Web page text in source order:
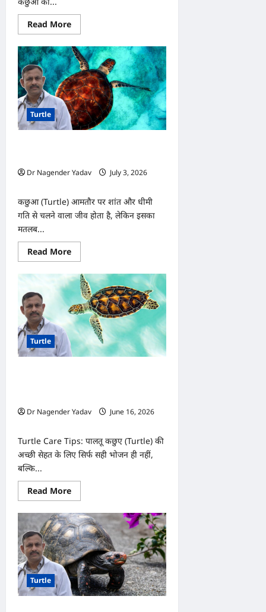
Read MoreRead
more
Turtle:
कछुए
के
टैंक
का
पानी
कितनी
बार
बदलना
चाहिए?
जानें
सकता
पर
भारी
Turtle
Dr Nagender Yadav
July 3, 2026
कछुआ (Turtle) आमतौर पर शांत और धीमी
गति से चलने वाला जीव होता है, लेकिन इसका
मतलब...
Read MoreRead
more
Turtle:
आपका
कछुआ
हो
गया
है
सुस्त?
ये
5
संकेत
बता
खतरा
Turtle
Dr Nagender Yadav
June 16, 2026
Turtle Care Tips: पालतू कछुए (Turtle) की
अच्छी सेहत के लिए सिर्फ सही भोजन ही नहीं,
बल्कि...
Read MoreRead
more
Turtle
Care:
कछुए
के
पानी
को
कितनी
बार
बदलना
चाहिए?
जानिए
Turtle